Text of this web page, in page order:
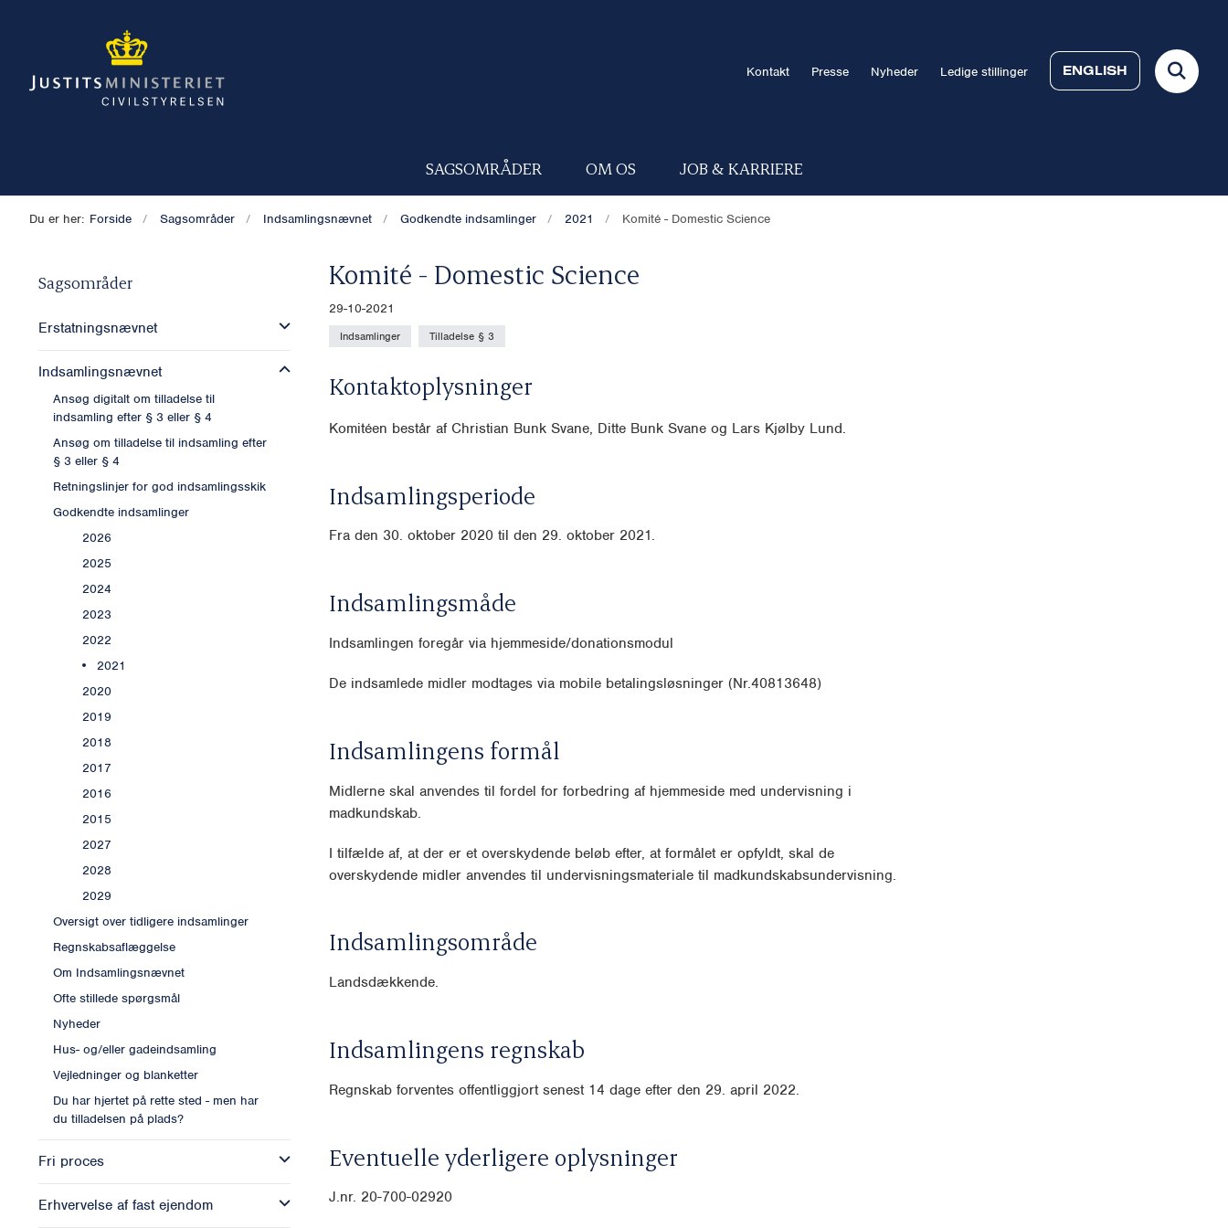
Kontakt Presse Nyheder Ledige stillinger ENGLISH
SAGSOMRÅDER OM OS JOB & KARRIERE
Du er her: Forside Sagsområder Indsamlingsnævnet Godkendte indsamlinger 2021 Komité - Domestic Science
Sagsområder
Erstatningsnævnet
Indsamlingsnævnet
Ansøg digitalt om tilladelse til
indsamling efter § 3 eller § 4
Ansøg om tilladelse til indsamling efter
§ 3 eller § 4
Retningslinjer for god indsamlingsskik
Godkendte indsamlinger
2026
2025
2024
2023
2022
2021
2020
2019
2018
2017
2016
2015
2027
2028
2029
Oversigt over tidligere indsamlinger
Regnskabsaflæggelse
Om Indsamlingsnævnet
Ofte stillede spørgsmål
Nyheder
Hus- og/eller gadeindsamling
Vejledninger og blanketter
Du har hjertet på rette sted - men har
du tilladelsen på plads?
Fri proces
Erhvervelse af fast ejendom
Komité - Domestic Science
29-10-2021
Indsamlinger Tilladelse § 3
Kontaktoplysninger
Komitéen består af Christian Bunk Svane, Ditte Bunk Svane og Lars Kjølby Lund.
Indsamlingsperiode
Fra den 30. oktober 2020 til den 29. oktober 2021.
Indsamlingsmåde
Indsamlingen foregår via hjemmeside/donationsmodul
De indsamlede midler modtages via mobile betalingsløsninger (Nr.40813648)
Indsamlingens formål
Midlerne skal anvendes til fordel for forbedring af hjemmeside med undervisning i
madkundskab.
I tilfælde af, at der er et overskydende beløb efter, at formålet er opfyldt, skal de
overskydende midler anvendes til undervisningsmateriale til madkundskabsundervisning.
Indsamlingsområde
Landsdækkende.
Indsamlingens regnskab
Regnskab forventes offentliggjort senest 14 dage efter den 29. april 2022.
Eventuelle yderligere oplysninger
J.nr. 20-700-02920